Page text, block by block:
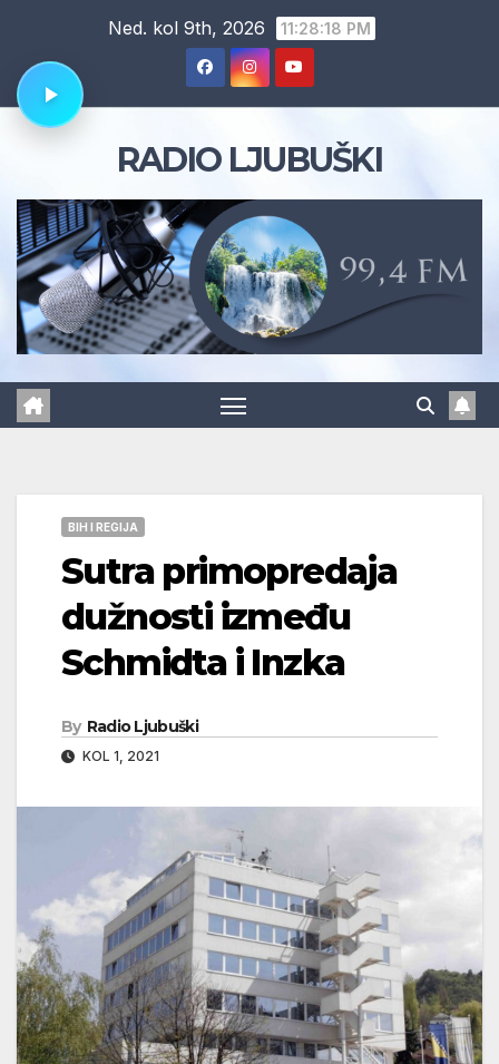
content
Ned. kol 9th, 2026 11:28:18 PM
RADIO LJUBUŠKI
BIH I REGIJA
Sutra primopredaja
dužnosti između
Schmidta i Inzka
By Radio Ljubuški
KOL 1, 2021